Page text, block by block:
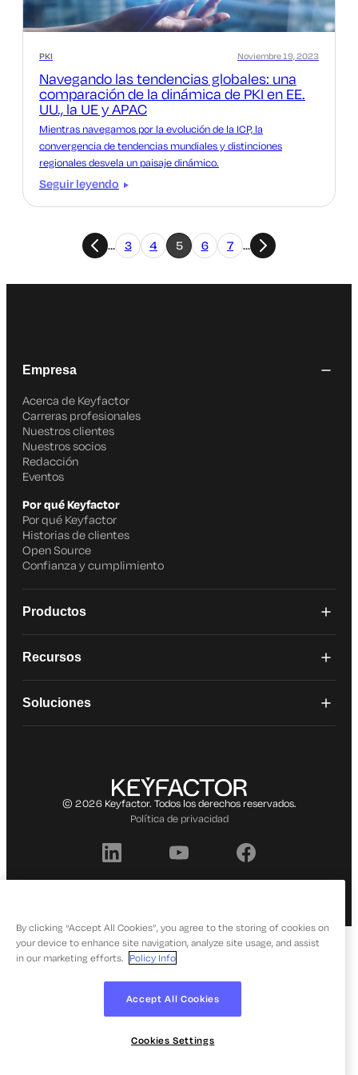
PKI
Navegando las tendencias globales: una
comparación de la dinámica de PKI en EE.
UU., la UE y APAC
Noviembre 19, 2023
Mientras navegamos por la evolución de la ICP, la
convergencia de tendencias mundiales y distinciones
regionales desvela un paisaje dinámico.
Seguir leyendo
… 3 4 5 6 7 …
Empresa
Acerca de Keyfactor
Carreras profesionales
Nuestros clientes
Nuestros socios
Redacción
Eventos
Por qué Keyfactor
Por qué Keyfactor
Historias de clientes
Open Source
Confianza y cumplimiento
Productos
Recursos
Soluciones
© 2026 Keyfactor. Todos los derechos reservados.
Política de privacidad
By clicking “Accept All Cookies”, you agree to the storing of cookies on
your device to enhance site navigation, analyze site usage, and assist
in our marketing efforts. Policy Info
Accept All Cookies
Cookies Settings